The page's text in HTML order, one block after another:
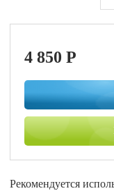
4 850P
Рекомендуется